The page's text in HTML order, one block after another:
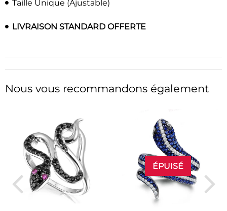
Taille Unique (Ajustable)
LIVRAISON STANDARD OFFERTE
Nous vous recommandons également
ÉPUISÉ